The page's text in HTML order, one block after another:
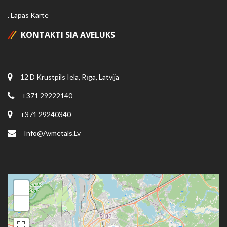
Lapas Karte
KONTAKTI SIA AVELUKS
12 D Krustpils Iela, Rīga, Latvija
+371 29222140
+371 29240340
Info@avmetals.lv